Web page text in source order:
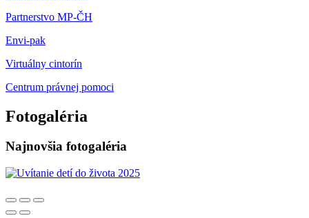
Partnerstvo MP-ČH
Envi-pak
Virtuálny cintorín
Centrum právnej pomoci
Fotogaléria
Najnovšia fotogaléria